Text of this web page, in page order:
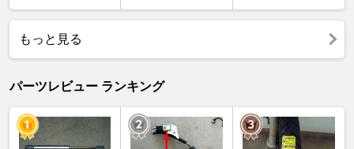
もっと見る
パーツレビュー ランキング